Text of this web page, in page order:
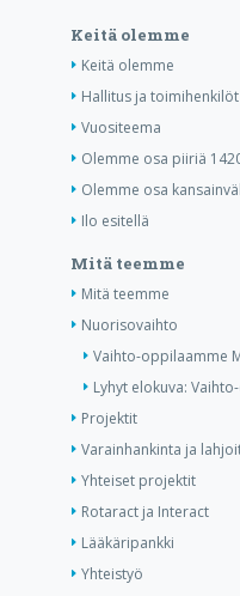
Keitä olemme
Keitä olemme
Hallitus ja toimihenkilöt
Vuositeema
Olemme osa piiriä
Olemme osa
Ilo esitellä
Mitä teemme
Mitä teemme
Nuorisovaihto
Vaihto-oppilaamme
Lyhyt elokuva:
Projektit
Varainhankinta ja
Yhteiset projektit
Rotaract ja Interact
Lääkäripankki
Yhteistyö